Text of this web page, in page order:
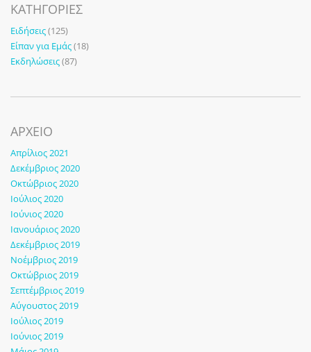
KΑΤΗΓΟΡΊΕΣ
Ειδήσεις(125)
Είπαν για Εμάς(18)
Εκδηλώσεις(87)
ΑΡΧΕΙΟ
Απρίλιος 2021
Δεκέμβριος 2020
Οκτώβριος 2020
Ιούλιος 2020
Ιούνιος 2020
Ιανουάριος 2020
Δεκέμβριος 2019
Νοέμβριος 2019
Οκτώβριος 2019
Σεπτέμβριος 2019
Αύγουστος 2019
Ιούλιος 2019
Ιούνιος 2019